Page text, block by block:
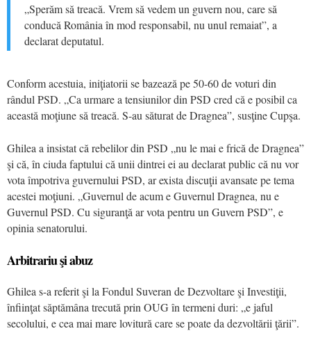
„Sperăm să treacă. Vrem să vedem un guvern nou, care să
conducă România în mod responsabil, nu unul remaiat”, a
declarat deputatul.
Conform acestuia, iniţiatorii se bazează pe 50-60 de voturi din
rândul PSD. „Ca urmare a tensiunilor din PSD cred că e posibil ca
această moţiune să treacă. S-au săturat de Dragnea”, susţine Cupşa.
Ghilea a insistat că rebelilor din PSD „nu le mai e frică de Dragnea”
şi că, în ciuda faptului că unii dintrei ei au declarat public că nu vor
vota împotriva guvernului PSD, ar exista discuţii avansate pe tema
acestei moţiuni. „Guvernul de acum e Guvernul Dragnea, nu e
Guvernul PSD. Cu siguranţă ar vota pentru un Guvern PSD”, e
opinia senatorului.
Arbitrariu şi abuz
Ghilea s-a referit şi la Fondul Suveran de Dezvoltare şi Investiţii,
înfiinţat săptămâna trecută prin OUG în termeni duri: „e jaful
secolului, e cea mai mare lovitură care se poate da dezvoltării ţării”.